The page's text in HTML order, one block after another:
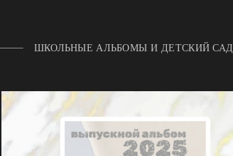
ШКОЛЬНЫЕ АЛЬБОМЫ И ДЕТСКИЙ САД